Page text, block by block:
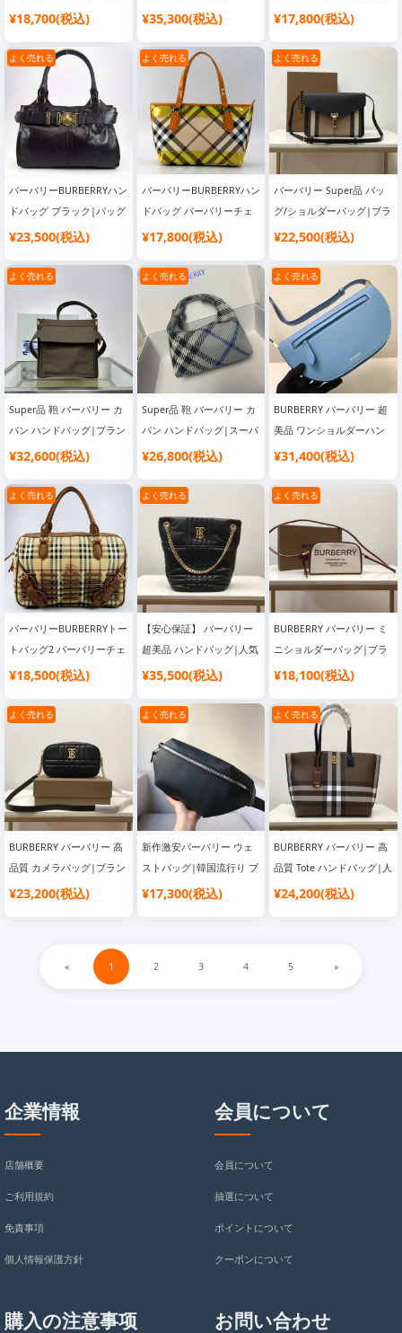
ブランド レディース
¥18,700(税込)
Shoulder Bag|バッグブラ
¥35,300(税込)
×レッド|韓国流行り ブラ
¥17,800(税込)
よく売れる
バーバリーBURBERRYハン
ドバッグ ブラック|バッグ
ブランド レディース
¥23,500(税込)
よく売れる
バーバリーBURBERRYハン
ドバッグ バーバリーチェ
ック柄×イエロー|人気 ブ
¥17,800(税込)
よく売れる
バーバリー Super品 バッ
グ/ショルダーバッグ|ブラ
ンドバッグ コピー 通販
¥22,500(税込)
よく売れる
Super品 鞄 バーバリー カ
バン ハンドバッグ|ブラン
ドバッグ コピー 通販
¥32,600(税込)
よく売れる
Super品 鞄 バーバリー カ
バン ハンドバッグ|スーパ
ーコピー 優良サイト
¥26,800(税込)
よく売れる
BURBERRY バーバリー 超
美品 ワンショルダーハン
ドバッグ|ブランドバッグ
¥31,400(税込)
よく売れる
バーバリーBURBERRYトー
トバッグ2 バーバリーチェ
ック柄×ブロンズカラー|
グ
¥18,500(税込)
よく売れる
【安心保証】 バーバリー
超美品 ハンドバッグ|人気
ブランド バッグ
¥35,500(税込)
よく売れる
BURBERRY バーバリー ミ
ニショルダーバッグ|ブラ
ンド風 バッグ 激安 高品質
¥18,100(税込)
よく売れる
BURBERRY バーバリー 高
品質 カメラバッグ|ブラン
ド風 バッグ 激安 高品質
¥23,200(税込)
よく売れる
新作激安バーバリー ウェ
ストバッグ|韓国流行り ブ
ランドバッグ
¥17,300(税込)
よく売れる
BURBERRY バーバリー 高
品質 Tote ハンドバッグ|人
気 ブランド バッグ
¥24,200(税込)
« 1 2 3 4 5 »
企業情報
店舗概要
ご利用規約
免責事項
個人情報保護方針
会員について
会員について
抽選について
ポイントについて
クーポンについて
購入の注意事项 お問い合わせ